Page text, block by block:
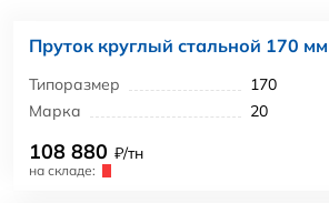
Пруток круглый стальной 170
Типоразмер
170
Марка
20
108 880 ₽/тн
на складе: